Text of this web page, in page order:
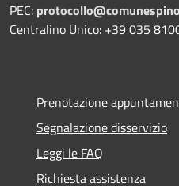
PEC:
Centralino Unico: +39 035
Prenotazione
Segnalazione disservizio
Leggi le FAQ
Richiesta assistenza